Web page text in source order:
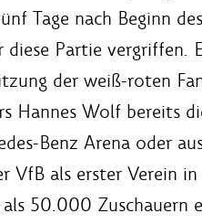
Tage nach Beginn
Partie vergriffen.
der weiß-roten
Hannes Wolf bereits
Benz Arena oder
VfB als erster Verein
50.000 Zuschauern